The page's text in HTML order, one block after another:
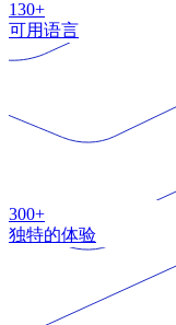
130+
可用语言
300+
独特的体验